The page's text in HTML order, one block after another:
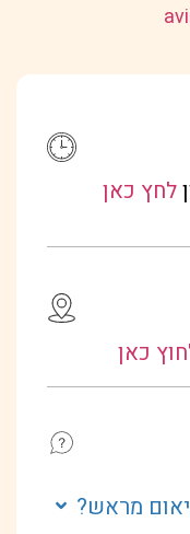
לחץ כאן
כאן
מראש?